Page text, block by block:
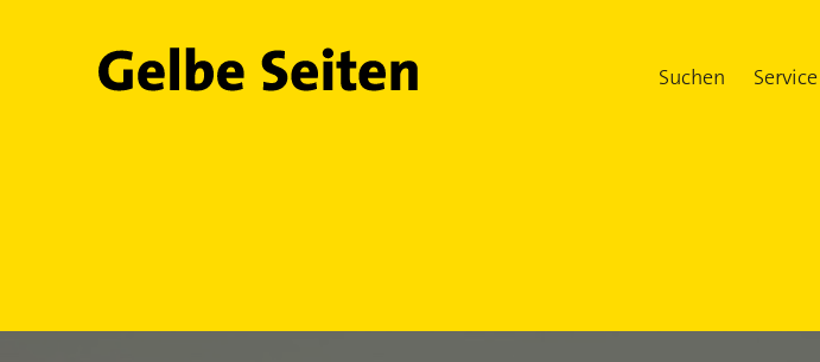
Gelbe Seiten Suchen Service